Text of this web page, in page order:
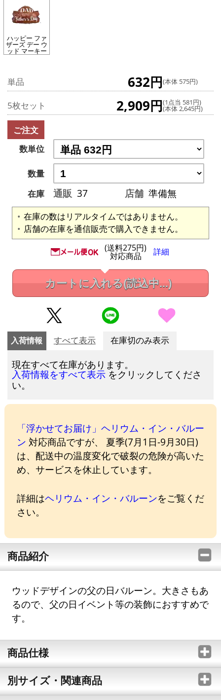
ハッピー ファ
ザーズ デー ウ
ッド マーキー
単品 632円(本体 575円)
5枚セット 2,909円(1点当 581円)
(本体 2,645円)
ご注文
数単位
数量
在庫
通販 37 店舗 準備無
在庫の数はリアルタイムではありません。
店舗の在庫を通信販売で購入できません。
(送料275円)
対応商品 詳細
カートに入れる(読込中...)
入荷情報 すべて表示 在庫切のみ表示
現在すべて在庫があります。
入荷情報をすべて表示 をクリックしてくださ
い。
「浮かせてお届け」ヘリウム・イン・バルー
ン 対応商品ですが、 夏季(7月1日-9月30日)
は、配送中の温度変化で破裂の危険が高いた
め、サービスを休止しています。
詳細はヘリウム・イン・バルーンをご覧くだ
さい。
商品紹介
ウッドデザインの父の日バルーン。大きさもあ
るので、父の日イベント等の装飾におすすめで
す。
商品仕様
別サイズ・関連商品